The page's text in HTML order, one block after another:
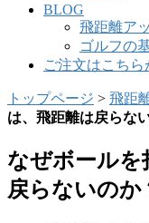
BLOG
飛距離ア
ゴルフの
ご注文はこちら
トップページ > 飛距
は、飛距離は戻らな
なぜボールを
戻らないのか